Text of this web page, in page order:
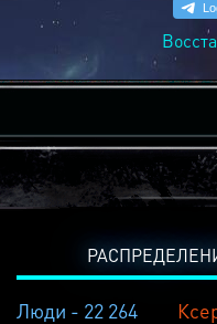
Люди - 22 264